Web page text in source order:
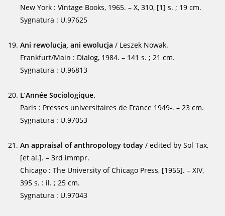
New York : Vintage Books, 1965. – X, 310, [1] s. ; 19 cm.
Sygnatura : U.97625
Ani rewolucja, ani ewolucja / Leszek Nowak.
Frankfurt/Main : Dialog, 1984. – 141 s. ; 21 cm.
Sygnatura : U.96813
L’Année Sociologique.
Paris : Presses universitaires de France 1949-. – 23 cm.
Sygnatura : U.97053
An appraisal of anthropology today / edited by Sol Tax,
[et al.]. – 3rd immpr.
Chicago : The University of Chicago Press, [1955]. – XIV,
395 s. : il. ; 25 cm.
Sygnatura : U.97043